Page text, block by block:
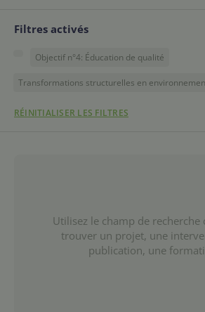
Filtres activés
Objectif n°4: Éducation de qualité
Transformations structurelles en
RÉINITIALISER LES FILTRES
Utilisez le champ de
trouver un projet, une
publication, une